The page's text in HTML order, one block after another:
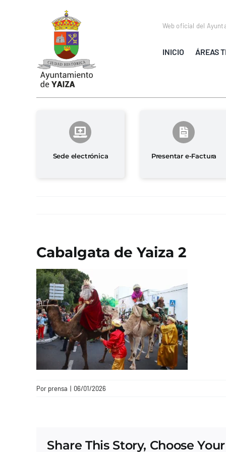
Web oficial del
INICIO ÁREAS
Sede electrónica Presentar e-Factura
Cabalgata de Yaiza 2
Por prensa | 06/01/2026
Share This Story, Choose